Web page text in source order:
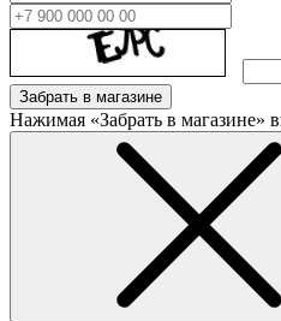
Забрать в магазине
Нажимая «Забрать в магазине»